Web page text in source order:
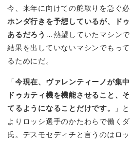
今、来年に向けての舵取りを急ぐ必
ホンダ行きを予想しているが、ド
あるだろう …熱望していたマシン
結果を出していないマシンでもっ
るためにだ。
「今現在、ヴァレンティーノが集
ドゥカティ機を機能させること、
てるようになることだけです。
」
よりロッシ選手のかたわらで働く
氏。デスモセディチと言うのはロ